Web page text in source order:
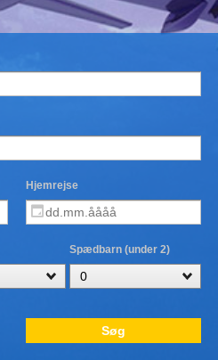
Hjemrejse
Spædbarn (under 2)
Søg